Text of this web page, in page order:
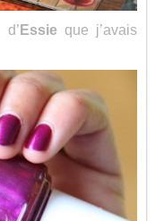
d’ Essie que j’avais